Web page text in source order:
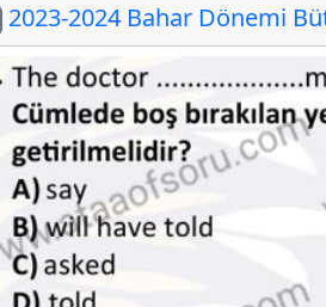
2023-2024 Bahar Dönemi